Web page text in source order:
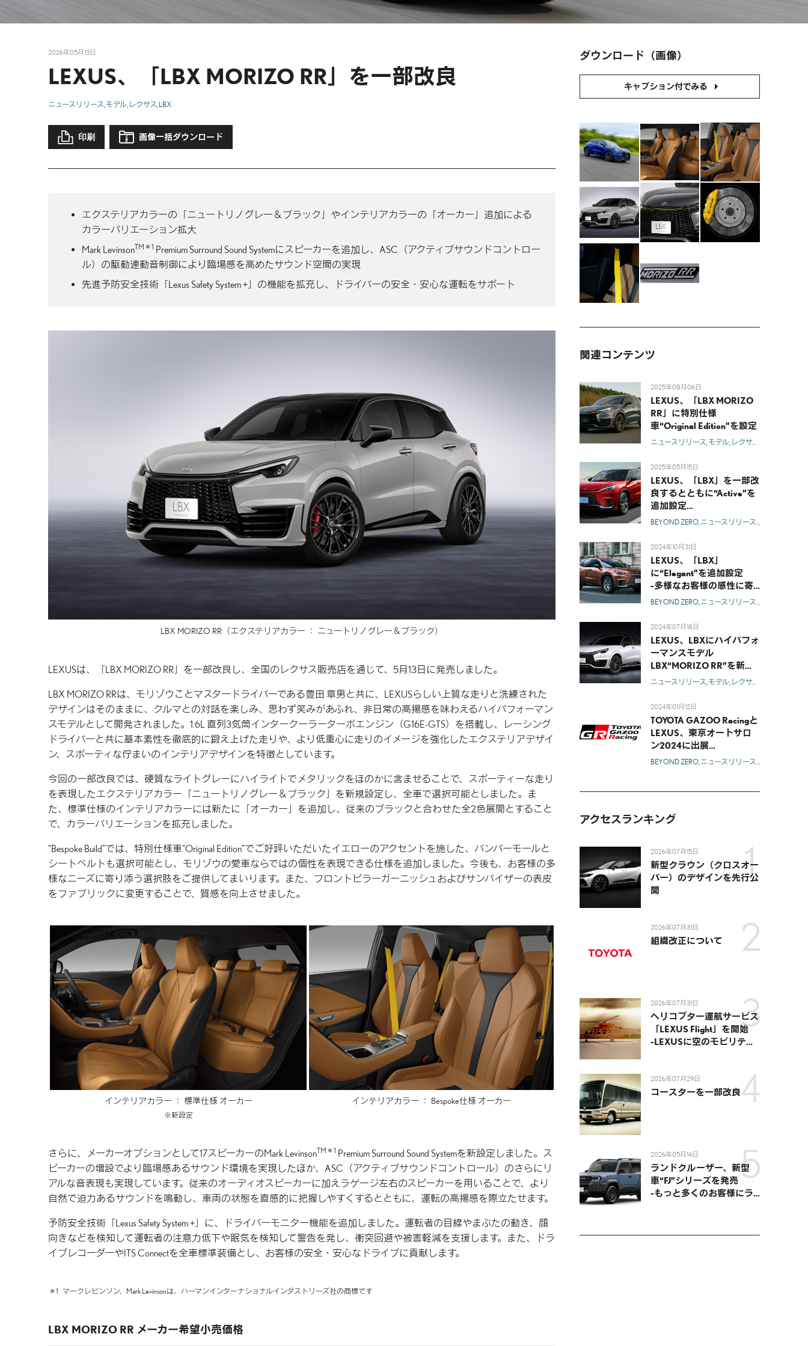
2026年05月13日
LEXUS、「LBX MORIZO RR」を一部改良
ニュースリリース モデル レクサス LBX
印刷 画像一括ダウンロード
エクステリアカラーの「ニュートリノグレー＆ブラック」やインテリアカラーの「オーカー」追加による
カラーバリエーション拡大
Mark LevinsonTM＊1 Premium Surround Sound Systemにスピーカーを追加し、ASC（アクティブサウンドコントロー
ル）の駆動連動音制御により臨場感を高めたサウンド空間の実現
先進予防安全技術「Lexus Safety System +」の機能を拡充し、ドライバーの安全・安心な運転をサポート
LBX MORIZO RR （エクステリアカラー ： ニュートリノグレー＆ブラック）
LEXUSは、「LBX MORIZO RR」を一部改良し、全国のレクサス販売店を通じて、5月13日に発売しました。
LBX MORIZO RRは、モリゾウことマスタードライバーである豊田 章男と共に、LEXUSらしい上質な走りと洗練された
デザインはそのままに、クルマとの対話を楽しみ、思わず笑みがあふれ、非日常の高揚感を味わえるハイパフォーマン
スモデルとして開発されました。1.6L 直列3気筒インタークーラーターボエンジン（G16E-GTS）を搭載し、レーシング
ドライバーと共に基本素性を徹底的に鍛え上げた走りや、より低重心に走りのイメージを強化したエクステリアデザイ
ン、スポーティな佇まいのインテリアデザインを特徴としています。
今回の一部改良では、硬質なライトグレーにハイライトでメタリックをほのかに含ませることで、スポーティーな走り
を表現したエクステリアカラー「ニュートリノグレー＆ブラック」を新規設定し、全車で選択可能としました。ま
た、標準仕様のインテリアカラーには新たに「オーカー」を追加し、従来のブラックと合わせた全2色展開とすること
で、カラーバリエーションを拡充しました。
“Bespoke Build”では、特別仕様車“Original Edition”でご好評いただいたイエローのアクセントを施した、バンパーモールと
シートベルトも選択可能とし、モリゾウの愛車ならではの個性を表現できる仕様を追加しました。今後も、お客様の多
様なニーズに寄り添う選択肢をご提供してまいります。また、フロントピラーガーニッシュおよびサンバイザーの表皮
をファブリックに変更することで、質感を向上させました。
インテリアカラー ： 標準仕様 オーカー
新設定
インテリアカラー ： Bespoke仕様 オーカー
さらに、メーカーオプションとして17スピーカーのMark LevinsonTM＊1 Premium Surround Sound Systemを新設定しました。ス
ピーカーの増設でより臨場感あるサウンド環境を実現したほか、ASC（アクティブサウンドコントロール）のさらにリ
アルな音表現も実現しています。従来のオーディオスピーカーに加えラゲージ左右のスピーカーを用いることで、より
自然で迫力あるサウンドを鳴動し、車両の状態を直感的に把握しやすくするとともに、運転の高揚感を際立たせます。
予防安全技術「Lexus Safety System +」に、ドライバーモニター機能を追加しました。運転者の目線やまぶたの動き、顔
向きなどを検知して運転者の注意力低下や眠気を検知して警告を発し、衝突回避や被害軽減を支援します。また、ドラ
イブレコーダーやITS Connectを全車標準装備とし、お客様の安全・安心なドライブに貢献します。
＊1 マークレビンソン、Mark Levinsonは、ハーマンインターナショナルインダストリーズ社の商標です
LBX MORIZO RR メーカー希望小売価格
ダウンロード（画像）
キャプション付でみる
関連コンテンツ
2025年08月06日
LEXUS、「LBX MORIZO
RR」に特別仕様
車“Original Edition”を設定
ニュースリリース モデル レクサス
2025年05月15日
LEXUS、「LBX」を一部改
良するとともに“Active”を
追加設定
-多様なお客様の感性に寄
充-
BEYOND ZERO ニュースリリース
2024年10月31日
LEXUS、「LBX」
に“Elegant”を追加設定
-多様なお客様の感性に寄
り添うラインアップを拡
BEYOND ZERO ニュースリリース
2024年07月18日
LEXUS、LBXにハイパフォ
ーマンスモデル
LBX“MORIZO RR”を新規
設定
ニュースリリース モデル レクサス
2024年01月12日
TOYOTA GAZOO Racingと
LEXUS、東京オートサロ
ン2024に出展
-「MORIZO Garage」をメ
BEYOND ZERO ニュースリリース
アクセスランキング
2026年07月15日
新型クラウン（クロスオー
バー）のデザインを先行公
開
2026年07月31日
組織改正について
2026年07月31日
ヘリコプター運航サービス
「LEXUS Flight」を開始
-LEXUSに空のモビリティ
2026年07月29日
コースターを一部改良
2026年05月14日
ランドクルーザー、新型
車“FJ”シリーズを発売
-もっと多くのお客様にラ